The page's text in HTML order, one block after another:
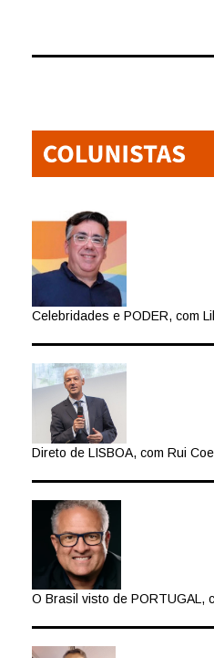
Celebridades e PODER, com
Direto de LISBOA, com Rui
O Brasil visto de PORTUGAL,